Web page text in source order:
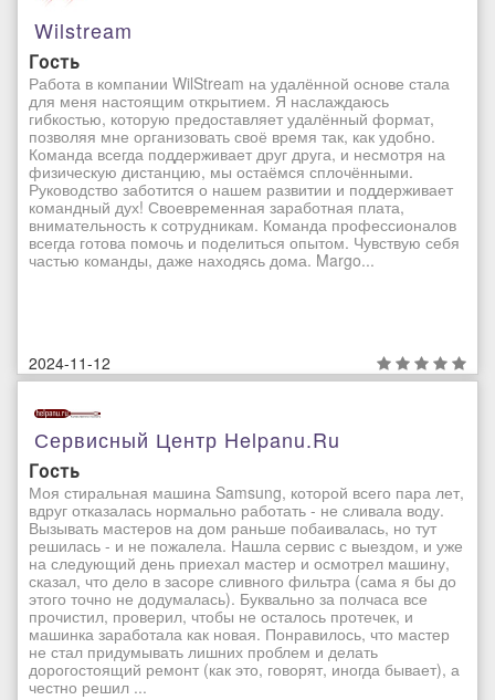
Wilstream
Гость
Работа в компании WilStream на удалённой основе стала
для меня настоящим открытием. Я наслаждаюсь
гибкостью, которую предоставляет удалённый формат,
позволяя мне организовать своё время так, как удобно.
Команда всегда поддерживает друг друга, и несмотря на
физическую дистанцию, мы остаёмся сплочёнными.
Руководство заботится о нашем развитии и поддерживает
командный дух! Своевременная заработная плата,
внимательность к сотрудникам. Команда профессионалов
всегда готова помочь и поделиться опытом. Чувствую себя
частью команды, даже находясь дома. Margo...
2024-11-12
Сервисный Центр Helpanu.ru
Гость
Моя стиральная машина Samsung, которой всего пара лет,
вдруг отказалась нормально работать - не сливала воду.
Вызывать мастеров на дом раньше побаивалась, но тут
решилась - и не пожалела. Нашла сервис с выездом, и уже
на следующий день приехал мастер и осмотрел машину,
сказал, что дело в засоре сливного фильтра (сама я бы до
этого точно не додумалась). Буквально за полчаса все
прочистил, проверил, чтобы не осталось протечек, и
машинка заработала как новая. Понравилось, что мастер
не стал придумывать лишних проблем и делать
дорогостоящий ремонт (как это, говорят, иногда бывает), а
честно решил ...